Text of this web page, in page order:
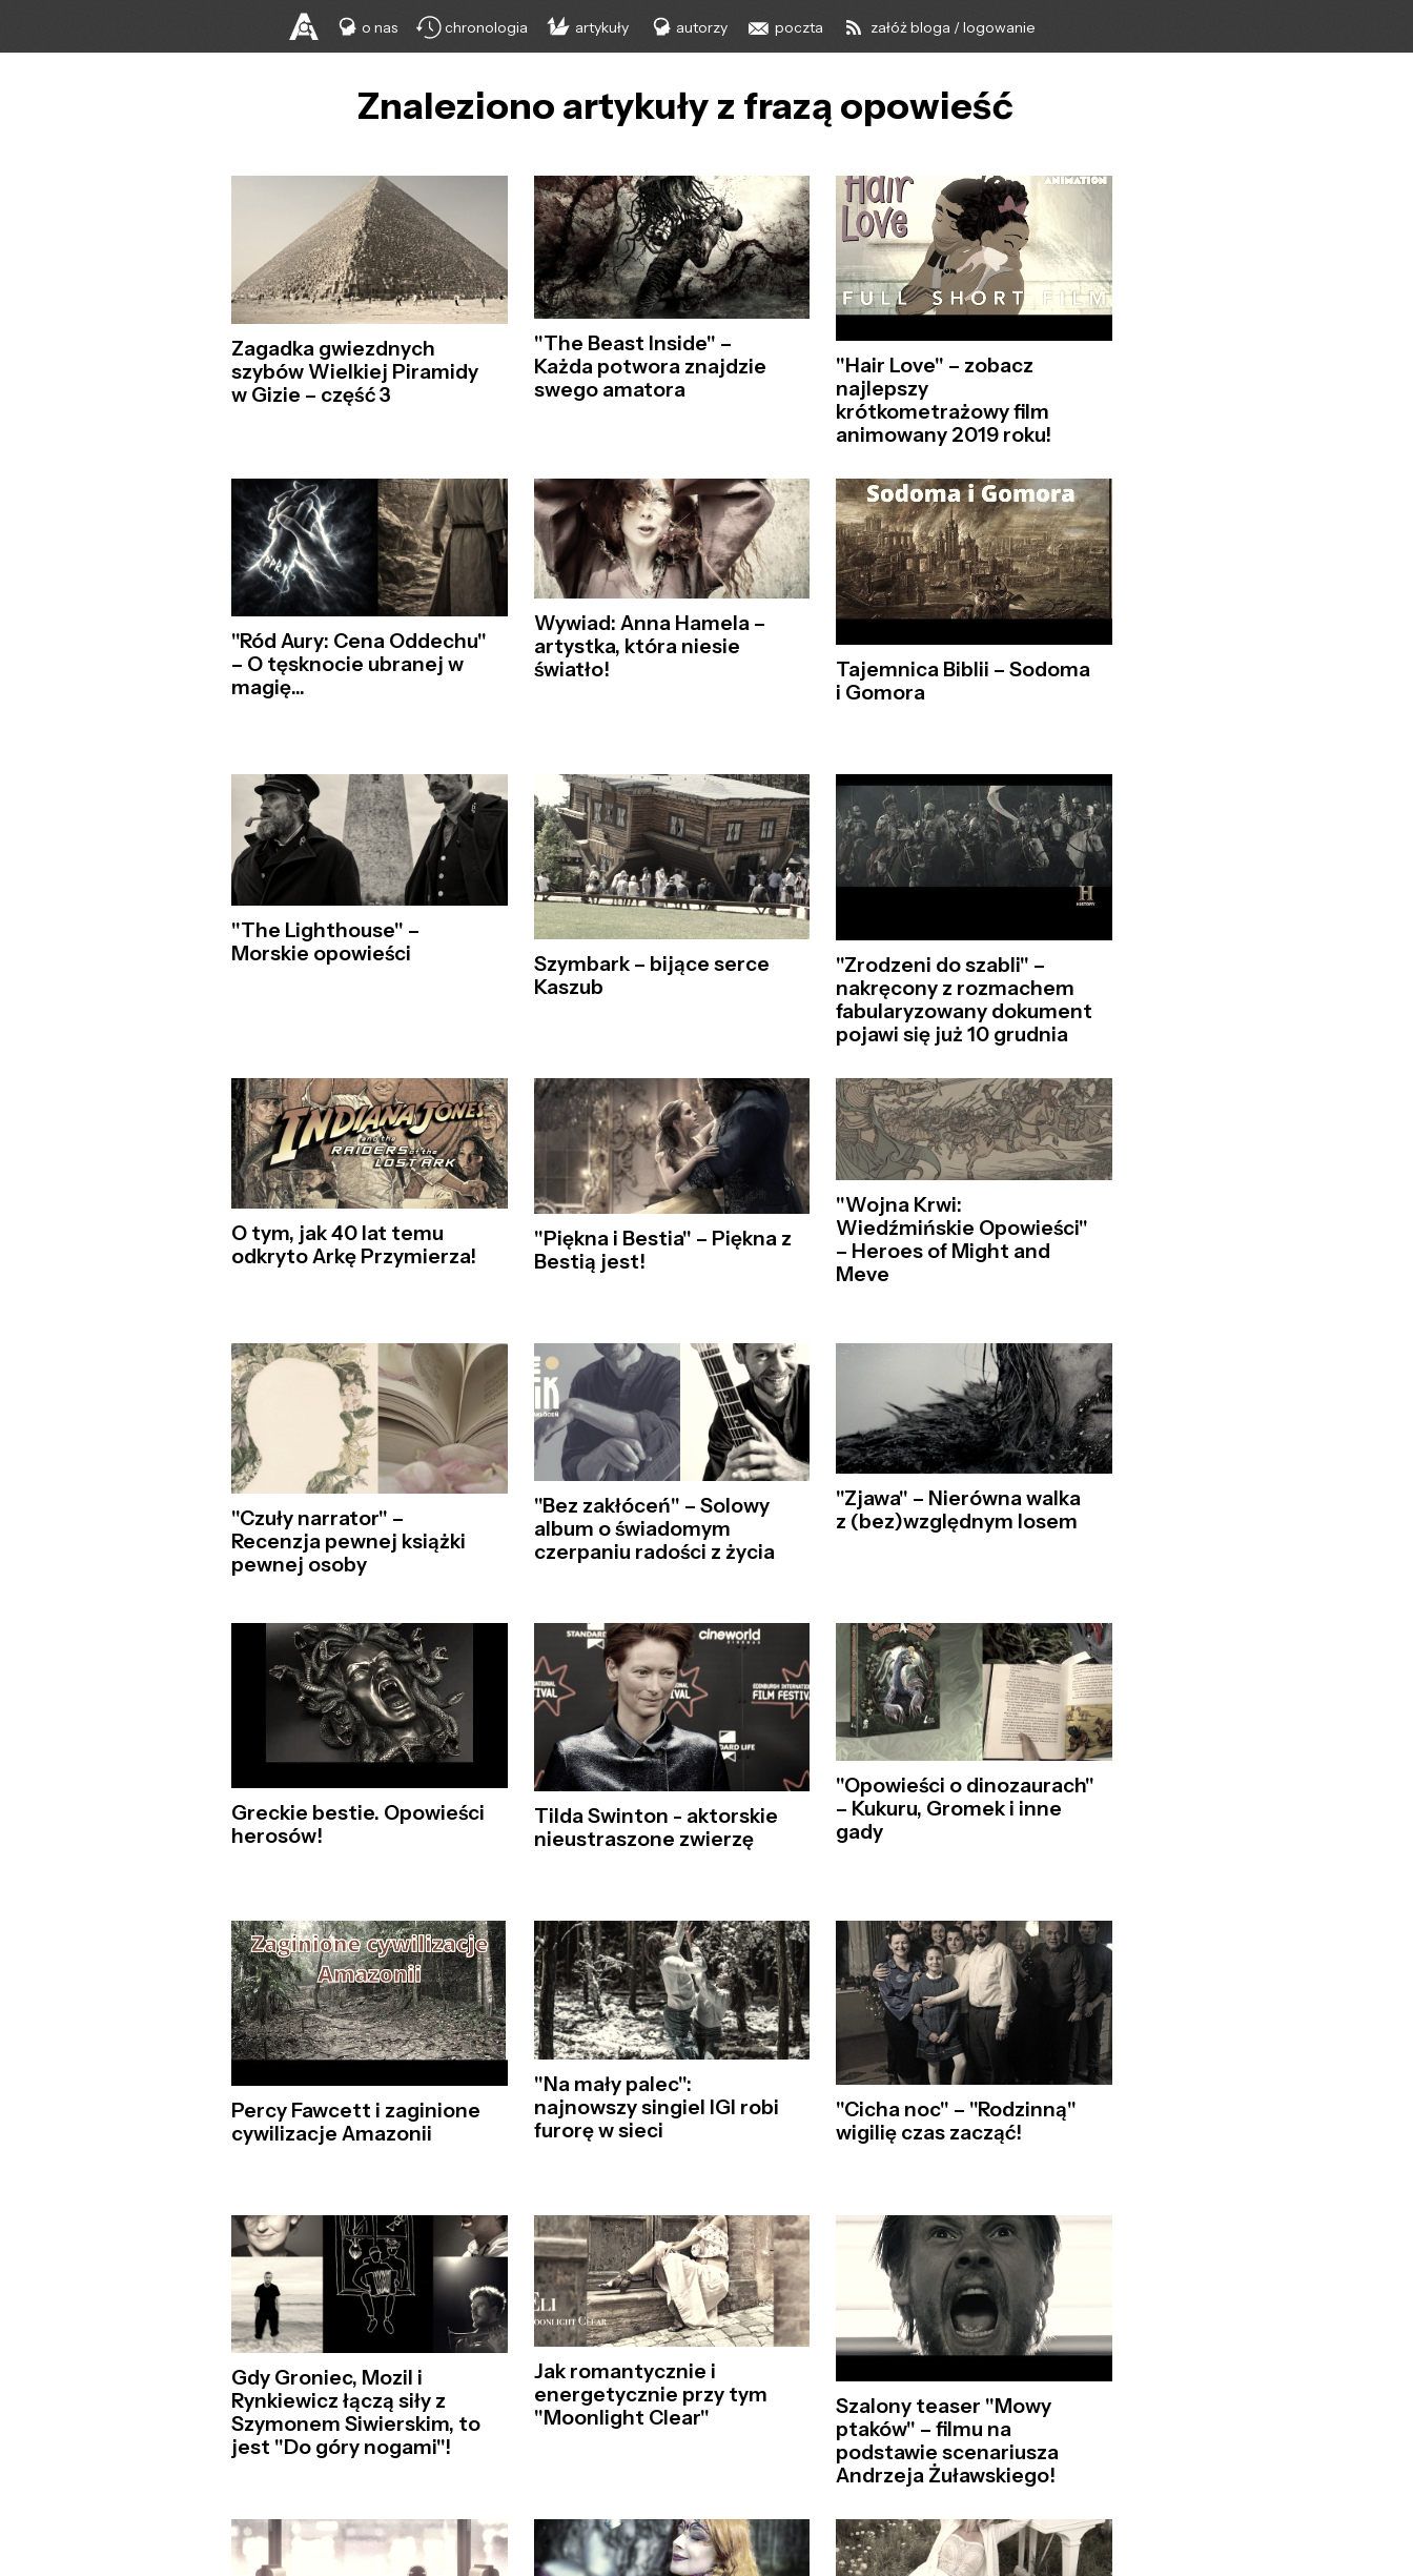
o nas chronologia artykuły autorzy poczta załóż bloga / logowanie
Znaleziono artykuły z frazą opowieść
Zagadka gwiezdnych
szybów Wielkiej Piramidy
w Gizie – część 3
"The Beast Inside" –
Każda potwora znajdzie
swego amatora
"Hair Love" – zobacz
najlepszy
krótkometrażowy film
animowany 2019 roku!
"Ród Aury: Cena Oddechu"
– O tęsknocie ubranej w
magię...
Wywiad: Anna Hamela –
artystka, która niesie
światło!
Tajemnica Biblii – Sodoma
i Gomora
"The Lighthouse" –
Morskie opowieści
Szymbark – bijące serce
Kaszub
"Zrodzeni do szabli" –
nakręcony z rozmachem
fabularyzowany dokument
pojawi się już 10 grudnia
O tym, jak 40 lat temu
odkryto Arkę Przymierza!
"Piękna i Bestia" – Piękna z
Bestią jest!
"Wojna Krwi:
Wiedźmińskie Opowieści"
– Heroes of Might and
Meve
"Czuły narrator" –
Recenzja pewnej książki
pewnej osoby
"Bez zakłóceń" – Solowy
album o świadomym
czerpaniu radości z życia
"Zjawa" – Nierówna walka
z (bez)względnym losem
Greckie bestie. Opowieści
herosów!
Tilda Swinton - aktorskie
nieustraszone zwierzę
"Opowieści o dinozaurach"
– Kukuru, Gromek i inne
gady
Percy Fawcett i zaginione
cywilizacje Amazonii
"Na mały palec":
najnowszy singiel IGI robi
furorę w sieci
"Cicha noc" – "Rodzinną"
wigilię czas zacząć!
Gdy Groniec, Mozil i
Rynkiewicz łączą siły z
Szymonem Siwierskim, to
jest "Do góry nogami"!
Jak romantycznie i
energetycznie przy tym
"Moonlight Clear"
Szalony teaser "Mowy
ptaków" – filmu na
podstawie scenariusza
Andrzeja Żuławskiego!